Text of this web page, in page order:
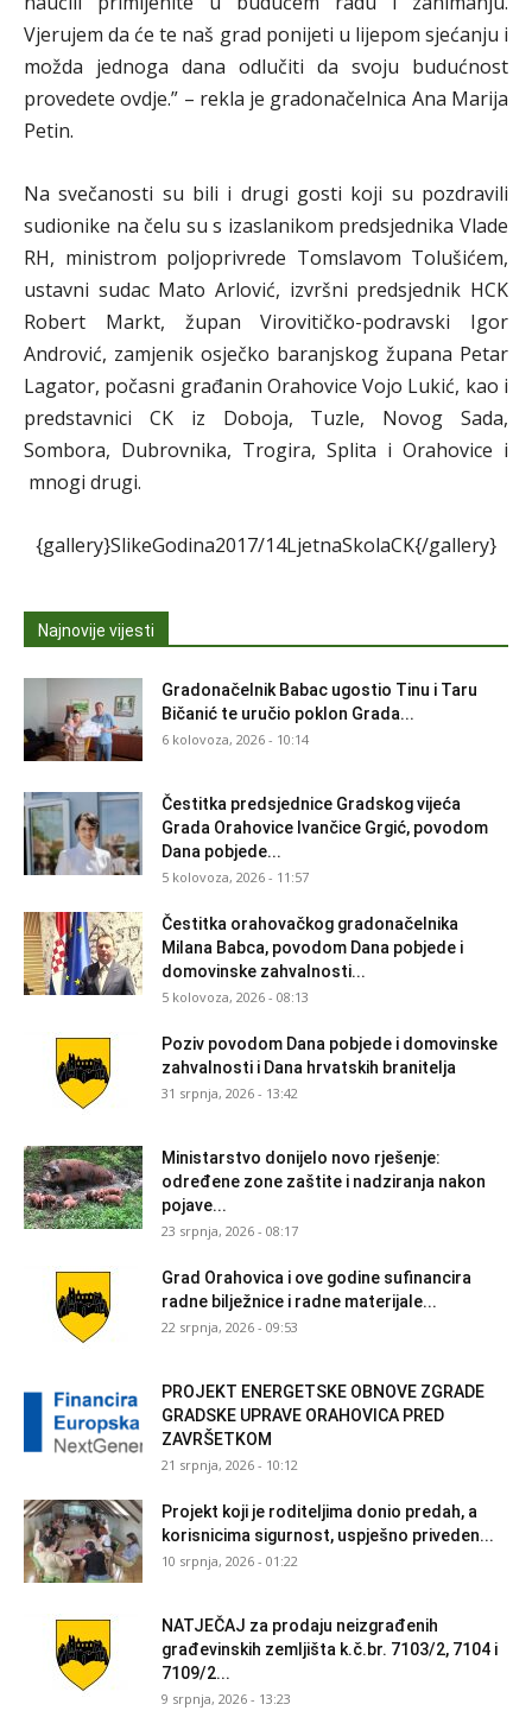
Vjerujem da će te naš grad ponijeti u lijepom sjećanju i
možda jednoga dana odlučiti da svoju budućnost
provedete ovdje.” – rekla je gradonačelnica Ana Marija
Petin.
Na svečanosti su bili i drugi gosti koji su pozdravili
sudionike na čelu su s izaslanikom predsjednika Vlade
RH, ministrom poljoprivrede Tomslavom Tolušićem,
ustavni sudac Mato Arlović, izvršni predsjednik HCK
Robert Markt, župan Virovitičko-podravski Igor
Andrović, zamjenik osječko baranjskog župana Petar
Lagator, počasni građanin Orahovice Vojo Lukić, kao i
predstavnici CK iz Doboja, Tuzle, Novog Sada,
Sombora, Dubrovnika, Trogira, Splita i Orahovice i
mnogi drugi.
{gallery}SlikeGodina2017/14LjetnaSkolaCK{/gallery}
Najnovije vijesti
Gradonačelnik Babac ugostio Tinu i Taru
Bičanić te uručio poklon Grada...
6 kolovoza, 2026 - 10:14
Čestitka predsjednice Gradskog vijeća
Grada Orahovice Ivančice Grgić, povodom
Dana pobjede...
5 kolovoza, 2026 - 11:57
Čestitka orahovačkog gradonačelnika
Milana Babca, povodom Dana pobjede i
domovinske zahvalnosti...
5 kolovoza, 2026 - 08:13
Poziv povodom Dana pobjede i domovinske
zahvalnosti i Dana hrvatskih branitelja
31 srpnja, 2026 - 13:42
Ministarstvo donijelo novo rješenje:
određene zone zaštite i nadziranja nakon
pojave...
23 srpnja, 2026 - 08:17
Grad Orahovica i ove godine sufinancira
radne bilježnice i radne materijale...
22 srpnja, 2026 - 09:53
PROJEKT ENERGETSKE OBNOVE ZGRADE
GRADSKE UPRAVE ORAHOVICA PRED
ZAVRŠETKOM
21 srpnja, 2026 - 10:12
Projekt koji je roditeljima donio predah, a
korisnicima sigurnost, uspješno priveden...
10 srpnja, 2026 - 01:22
NATJEČAJ za prodaju neizgrađenih
građevinskih zemljišta k.č.br. 7103/2, 7104 i
7109/2...
9 srpnja, 2026 - 13:23